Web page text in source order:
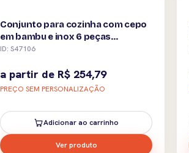
Conjunto para cozinha com cepo
em bambu e inox 6 peças
personalizado
ID: S47106
a partir de R$ 254,79
PREÇO SEM PERSONALIZAÇÃO
Adicionar ao carrinho
Ver produto